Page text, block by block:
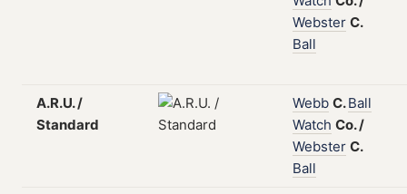
Webster C.
Ball
A.R.U. /
Standard
Webb C.Ball
Watch Co./
Webster C.
Ball